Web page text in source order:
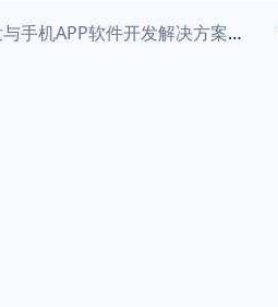
APP软件开发解决方案（最全整理）